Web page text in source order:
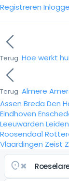
Registreren
Terug Hoe werkt
Terug Almere
Assen Breda Den
Eindhoven
Leeuwarden Leiden
Roosendaal
Vlaardingen Zeist